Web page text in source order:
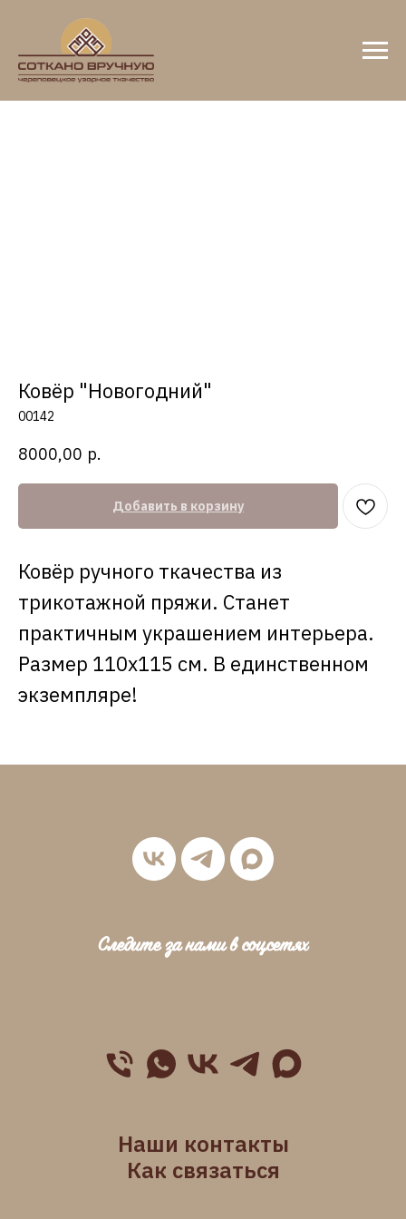
Ковёр "Новогодний"
00142
8000,00 р.
Добавить в корзину
Ковёр ручного ткачества из
трикотажной пряжи. Станет
практичным украшением интерьера.
Размер 110х115 см. В единственном
экземпляре!
Следите за нами в соцсетях
Наши контакты
Как связаться